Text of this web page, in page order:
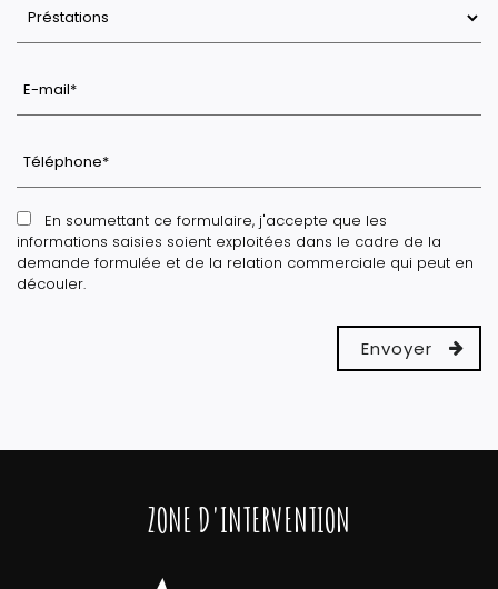
ZONE D'INTERVENTION
En soumettant ce formulaire, j'accepte que les
informations saisies soient exploitées dans le cadre de la
demande formulée et de la relation commerciale qui peut en
découler.